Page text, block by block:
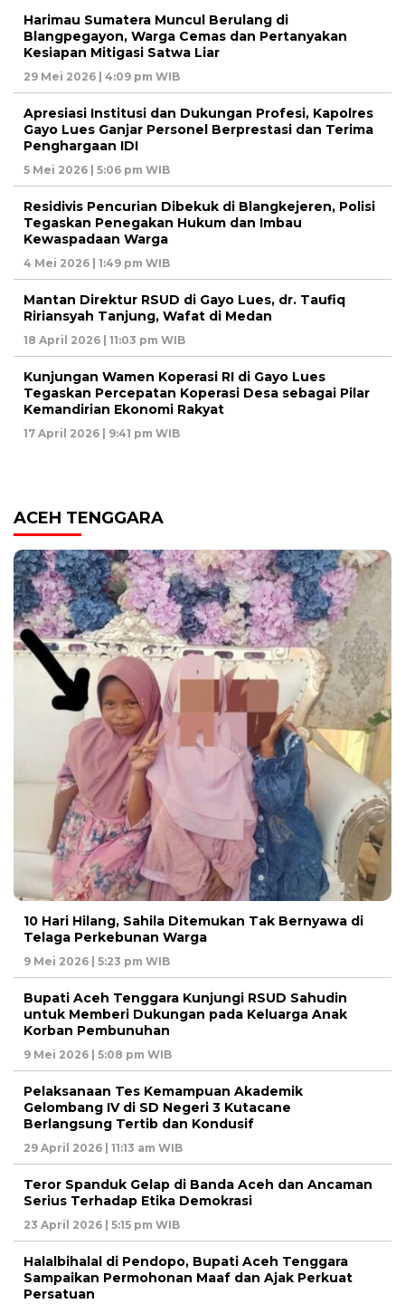
Harimau Sumatera Muncul Berulang di
Blangpegayon, Warga Cemas dan Pertanyakan
Kesiapan Mitigasi Satwa Liar
29 Mei 2026 | 4:09 pm WIB
Apresiasi Institusi dan Dukungan Profesi, Kapolres
Gayo Lues Ganjar Personel Berprestasi dan Terima
Penghargaan IDI
5 Mei 2026 | 5:06 pm WIB
Residivis Pencurian Dibekuk di Blangkejeren, Polisi
Tegaskan Penegakan Hukum dan Imbau
Kewaspadaan Warga
4 Mei 2026 | 1:49 pm WIB
Mantan Direktur RSUD di Gayo Lues, dr. Taufiq
Ririansyah Tanjung, Wafat di Medan
18 April 2026 | 11:03 pm WIB
Kunjungan Wamen Koperasi RI di Gayo Lues
Tegaskan Percepatan Koperasi Desa sebagai Pilar
Kemandirian Ekonomi Rakyat
17 April 2026 | 9:41 pm WIB
ACEH TENGGARA
10 Hari Hilang, Sahila Ditemukan Tak Bernyawa di
Telaga Perkebunan Warga
9 Mei 2026 | 5:23 pm WIB
Bupati Aceh Tenggara Kunjungi RSUD Sahudin
untuk Memberi Dukungan pada Keluarga Anak
Korban Pembunuhan
9 Mei 2026 | 5:08 pm WIB
Pelaksanaan Tes Kemampuan Akademik
Gelombang IV di SD Negeri 3 Kutacane
Berlangsung Tertib dan Kondusif
29 April 2026 | 11:13 am WIB
Teror Spanduk Gelap di Banda Aceh dan Ancaman
Serius Terhadap Etika Demokrasi
23 April 2026 | 5:15 pm WIB
Halalbihalal di Pendopo, Bupati Aceh Tenggara
Sampaikan Permohonan Maaf dan Ajak Perkuat
Persatuan